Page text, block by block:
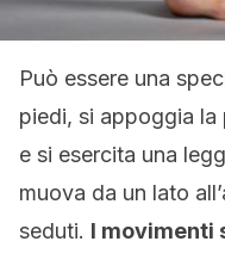
Può essere una
piedi, si appoggia
e si esercita una
muova da un lato
seduti. I movimenti